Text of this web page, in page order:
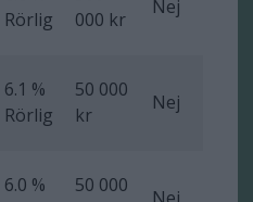
Rörlig
000 kr
Nej
6.1 %
Rörlig
50 000
kr
Nej
6.0 %
50 000